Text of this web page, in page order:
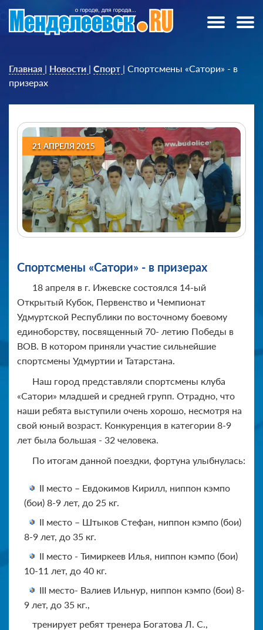
Главная | Новости | Спорт | Спортсмены «Сатори» - в
призерах
21 АПРЕЛЯ 2015
Спортсмены «Сатори» - в призерах
18 апреля в г. Ижевске состоялся 14-ый
Открытый Кубок, Первенство и Чемпионат
Удмуртской Республики по восточному боевому
единоборству, посвященный 70- летию Победы в
ВОВ. В котором приняли участие сильнейшие
спортсмены Удмуртии и Татарстана.
Наш город представляли спортсмены клуба
«Сатори» младшей и средней групп. Отрадно, что
наши ребята выступили очень хорошо, несмотря на
свой юный возраст. Конкуренция в категории 8-9
лет была большая - 32 человека.
По итогам данной поездки, фортуна улыбнулась:
II место – Евдокимов Кирилл, ниппон кэмпо
(бои) 8-9 лет, до 25 кг.
II место – Штыков Стефан, ниппон кэмпо (бои)
8-9 лет, до 35 кг.
II место - Тимиркеев Илья, ниппон кэмпо (бои)
10-11 лет, до 40 кг.
III место- Валиев Ильнур, ниппон кэмпо (бои) 8-
9 лет, до 35 кг.,
тренирует ребят тренера Богатова Л. С.,